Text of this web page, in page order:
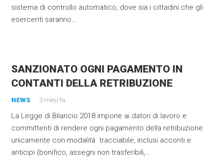
sistema di controllo automatico, dove sia i cittadini che gli
esercenti saranno…
SANZIONATO OGNI PAGAMENTO IN
CONTANTI DELLA RETRIBUZIONE
NEWS 3 mesi fa
La Legge di Bilancio 2018 impone ai datori di lavoro e
committenti di rendere ogni pagamento della retribuzione
unicamente con modalità tracciabile, inclusi acconti e
anticipi (bonifico, assegni non trasferibili,…